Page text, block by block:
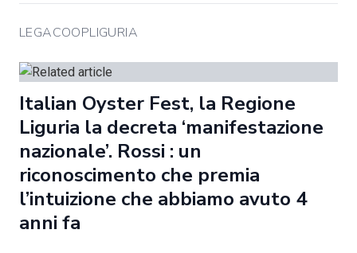
LEGACOOPLIGURIA
Italian Oyster Fest, la Regione
Liguria la decreta ‘manifestazione
nazionale’. Rossi : un
riconoscimento che premia
l’intuizione che abbiamo avuto 4
anni fa